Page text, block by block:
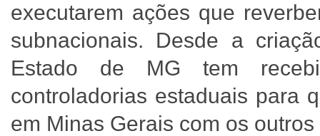
executarem ações que
subnacionais. Desde a
Estado de MG tem
controladorias estaduais para
em Minas Gerais com os